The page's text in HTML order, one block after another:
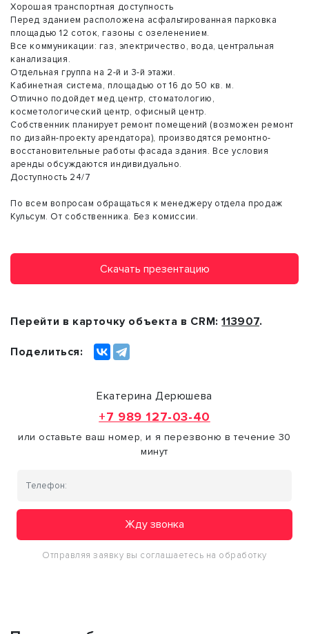
Хорошая транспортная доступность
Перед зданием расположена асфальтированная парковка
площадью 12 соток, газоны с озеленением.
Все коммуникации: газ, электричество, вода, центральная
канализация.
Отдельная группа на 2-й и 3-й этажи.
Кабинетная система, площадью от 16 до 50 кв. м.
Отлично подойдет мед.центр, стоматологию,
косметологический центр, офисный центр.
Собственник планирует ремонт помещений (возможен ремонт
по дизайн-проекту арендатора), производятся ремонтно-
восстановительные работы фасада здания. Все условия
аренды обсуждаются индивидуально.
Доступность 24/7
По всем вопросам обращаться к менеджеру отдела продаж
Кульсум. От собственника. Без комиссии.
Скачать презентацию
Перейти в карточку объекта в CRM:113907.
Поделиться:
Екатерина Дерюшева
+7 989 127-03-40
или оставьте ваш номер, и я перезвоню в течение 30
минут
Жду звонка
Отправляя заявку вы соглашаетесь на обработку